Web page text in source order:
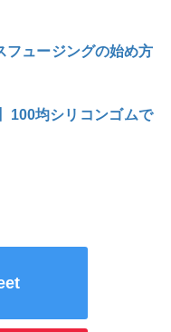
フュージングの始め方
100均シリコンゴムで